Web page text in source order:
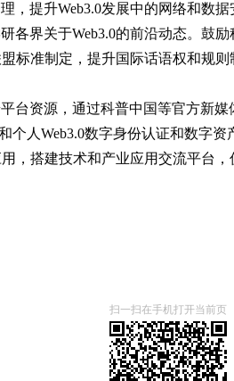
提升Web3.0发展中的网络和数据
各界关于Web3.0的前沿动态。鼓
标准制定，提升国际话语权和规
台资源，通过科普中国等官方新
个人Web3.0数字身份认证和数字
，搭建技术和产业应用交流平台，
扫一扫在手机打开当前页